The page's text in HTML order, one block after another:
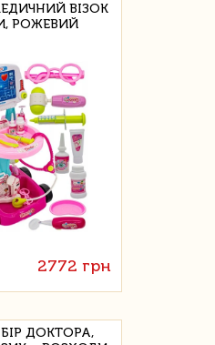
ВІЗОК
РОЖЕВИЙ
2772 грн
ДОКТОРА,